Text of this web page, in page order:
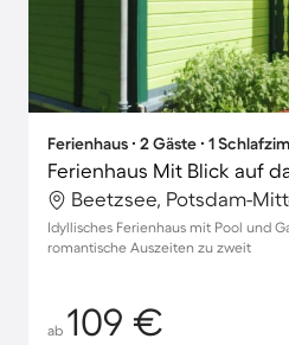
Ferienhaus ∙ 2 Gäste ∙ 1
Ferienhaus Mit Blick auf
Beetzsee, Potsdam-
Idyllisches Ferienhaus mit Pool und
romantische Auszeiten zu zweit
ab 109 €